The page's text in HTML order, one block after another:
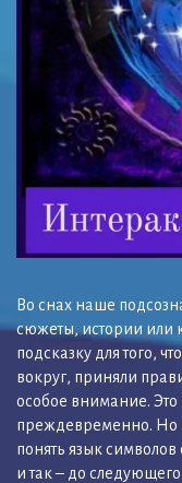
Во снах наше
сюжеты, истории или
подсказку для того,
вокруг, приняли
особое внимание. Это
преждевременно. Но
понять язык символов
и так – до